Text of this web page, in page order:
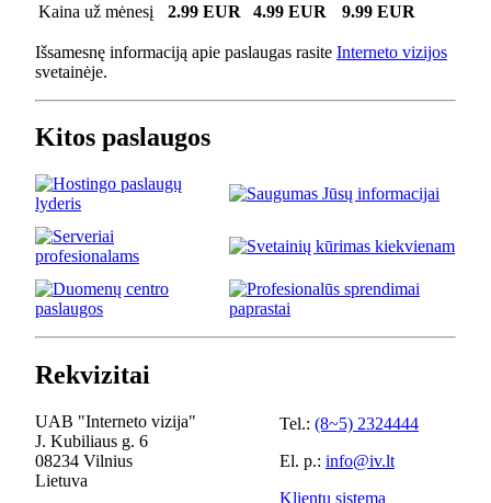
Kaina už mėnesį
2.99 EUR 4.99 EUR 9.99 EUR
Išsamesnę informaciją apie paslaugas rasite Interneto vizijos
svetainėje.
Kitos paslaugos
Rekvizitai
UAB "Interneto vizija"
J. Kubiliaus g. 6
08234 Vilnius
Lietuva
Tel.: (8~5) 2324444
El. p.: info@iv.lt
Klientų sistema